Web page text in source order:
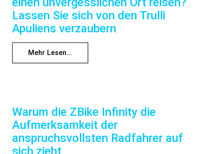
Lassen Sie sich von den Trulli
Apuliens verzaubern
Mehr Lesen...
Warum die ZBike Infinity die
Aufmerksamkeit der
anspruchsvollsten Radfahrer auf
sich zieht